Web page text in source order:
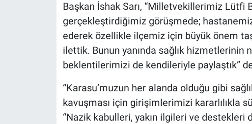
Başkan İshak Sarı, “Milletvekillerimiz Lütfi
gerçekleştirdiğimiz görüşmede;
ederek özellikle ilçemiz için büyük önem
ilettik. Bunun yanında sağlık hizmetlerinin
beklentilerimizi de kendileriyle paylaştık”
“Karasu’muzun her alanda olduğu gibi
kavuşması için girişimlerimizi kararlılıkla
“Nazik kabulleri, yakın ilgileri ve destekleri